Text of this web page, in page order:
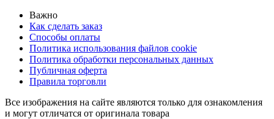
Важно
Как сделать заказ
Способы оплаты
Политика использования файлов cookie
Политика обработки персональных данных
Публичная оферта
Правила торговли
Все изображения на сайте являются только для ознакомления
и могут отличатся от оригинала товара